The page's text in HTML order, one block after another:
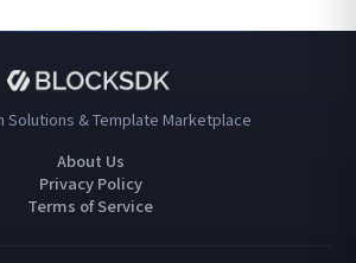
Solutions & Template Marketplace
About Us
Privacy Policy
Terms of Service